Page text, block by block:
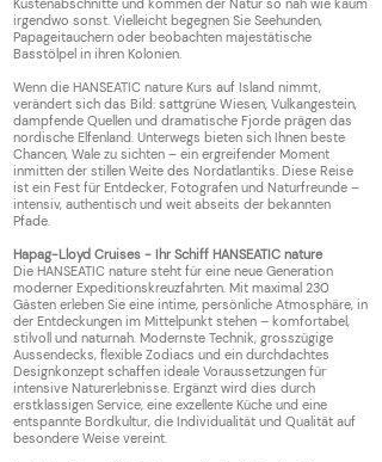
Küstenabschnitte und kommen der Natur so nah wie kaum
irgendwo sonst. Vielleicht begegnen Sie Seehunden,
Papageitauchern oder beobachten majestätische
Basstölpel in ihren Kolonien.
Wenn die HANSEATIC nature Kurs auf Island nimmt,
verändert sich das Bild: sattgrüne Wiesen, Vulkangestein,
dampfende Quellen und dramatische Fjorde prägen das
nordische Elfenland. Unterwegs bieten sich Ihnen beste
Chancen, Wale zu sichten – ein ergreifender Moment
inmitten der stillen Weite des Nordatlantiks. Diese Reise
ist ein Fest für Entdecker, Fotografen und Naturfreunde –
intensiv, authentisch und weit abseits der bekannten
Pfade.
Hapag-Lloyd Cruises - Ihr Schiff HANSEATIC nature
Die HANSEATIC nature steht für eine neue Generation
moderner Expeditionskreuzfahrten. Mit maximal 230
Gästen erleben Sie eine intime, persönliche Atmosphäre, in
der Entdeckungen im Mittelpunkt stehen – komfortabel,
stilvoll und naturnah. Modernste Technik, grosszügige
Aussendecks, flexible Zodiacs und ein durchdachtes
Designkonzept schaffen ideale Voraussetzungen für
intensive Naturerlebnisse. Ergänzt wird dies durch
erstklassigen Service, eine exzellente Küche und eine
entspannte Bordkultur, die Individualität und Qualität auf
besondere Weise vereint.